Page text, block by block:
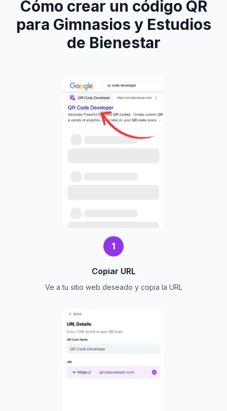
Cómo crear un código QR
para Gimnasios y Estudios
de Bienestar
1
Copiar URL
Ve a tu sitio web deseado y copia la URL